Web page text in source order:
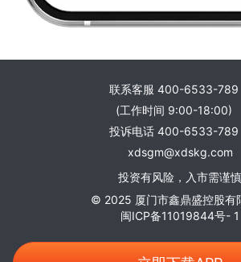
联系客服 400-6533-789
(工作时间 9:00-18:00)
投诉电话 400-6533-789
xdsgm@xdskg.com
投资有风险，入市需谨慎
© 2025 厦门市鑫鼎盛控股有
闽ICP备11019844号- 1